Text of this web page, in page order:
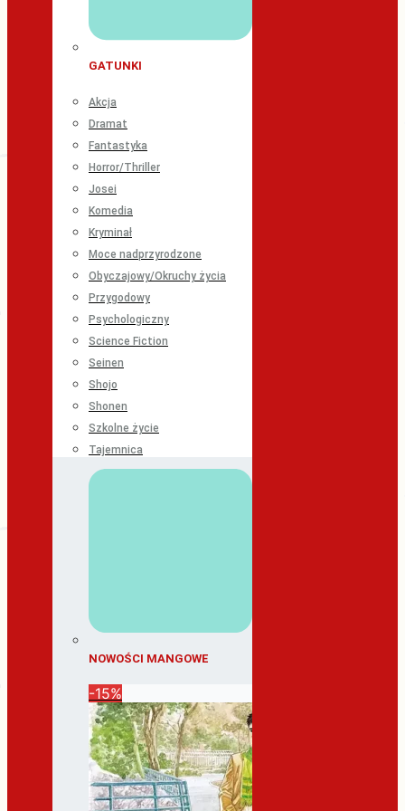
GATUNKI
Akcja
Dramat
Fantastyka
Horror/Thriller
Josei
Komedia
Kryminał
Moce nadprzyrodzone
Obyczajowy/Okruchy życia
Przygodowy
Psychologiczny
Science Fiction
Seinen
Shojo
Shonen
Szkolne życie
Tajemnica
NOWOŚCI MANGOWE
-15%